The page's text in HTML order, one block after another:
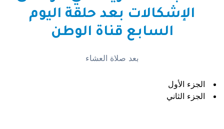
الإشكالات بعد حلقة اليوم
السابع قناة الوطن
بعد صلاة العشاء
الجزء الأول
الجزء الثاني